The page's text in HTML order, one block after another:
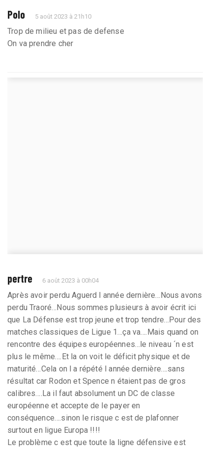
Polo 5 août 2023 à 21h10
Trop de milieu et pas de defense
On va prendre cher
pertre 6 août 2023 à 00h04
Après avoir perdu Aguerd l année dernière…Nous avons
perdu Traoré…Nous sommes plusieurs à avoir écrit ici
que La Défense est trop jeune et trop tendre…Pour des
matches classiques de Ligue 1…ça va….Mais quand on
rencontre des équipes européennes…le niveau ´n est
plus le même….Et la on voit le déficit physique et de
maturité…Cela on l a répété l année dernière….sans
résultat car Rodon et Spence n étaient pas de gros
calibres….La il faut absolument un DC de classe
européenne et accepte de le payer en
conséquence….sinon le risque c est de plafonner
surtout en ligue Europa !!!!
Le problème c est que toute la ligne défensive est